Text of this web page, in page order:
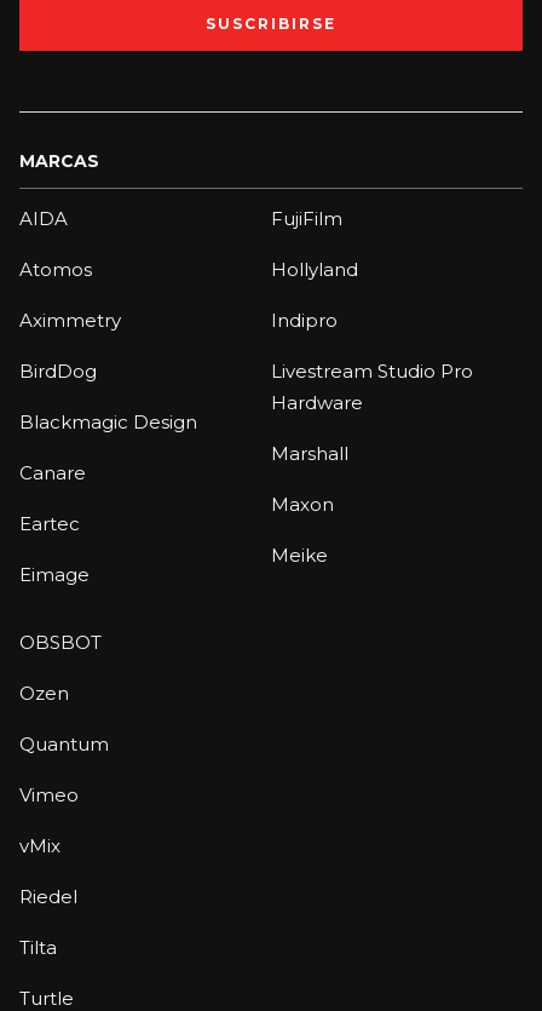
SUSCRIBIRSE
MARCAS
AIDA
Atomos
Aximmetry
BirdDog
Blackmagic Design
Canare
Eartec
Eimage
FujiFilm
Hollyland
Indipro
Livestream Studio Pro
Hardware
Marshall
Maxon
Meike
OBSBOT
Ozen
Quantum
Vimeo
vMix
Riedel
Tilta
Turtle